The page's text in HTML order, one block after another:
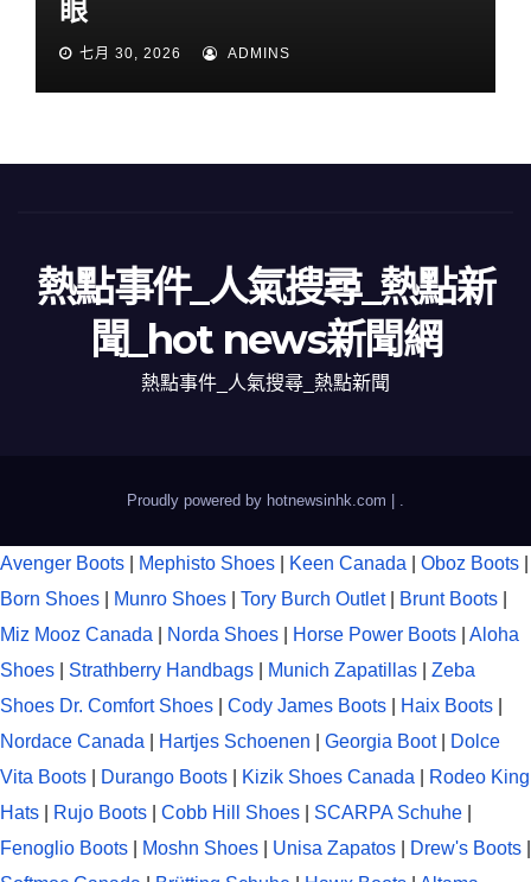
眼
七月 30, 2026 ADMINS
熱點事件_人氣搜尋_熱點新
聞_hot news新聞網
熱點事件_人氣搜尋_熱點新聞
Proudly powered by hotnewsinhk.com |
Avenger Boots Mephisto Shoes Keen Canada Oboz Boots
Born Shoes
Munro Shoes Tory Burch Outlet Brunt Boots
Miz Mooz Canada
Norda Shoes Horse Power Boots
Aloha
Shoes
Strathberry Handbags Munich Zapatillas
Zeba
Shoes Dr. Comfort Shoes Cody James Boots Haix Boots
Nordace Canada
Hartjes Schoenen Georgia Boot|
Dolce
Vita Boots
Durango Boots Kizik Shoes Canada
Rodeo King
Hats
Rujo Boots Cobb Hill Shoes SCARPA Schuhe
Fenoglio Boots
Moshn Shoes Unisa Zapatos Drew's Boots